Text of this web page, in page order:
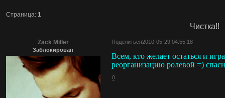
Чистка!!
Страница:1
Поделиться2010-05-29 04:55:18
Zack Miller
Заблокирован
Всем, кто желает остаться и
реорганизацию ролевой =)
0